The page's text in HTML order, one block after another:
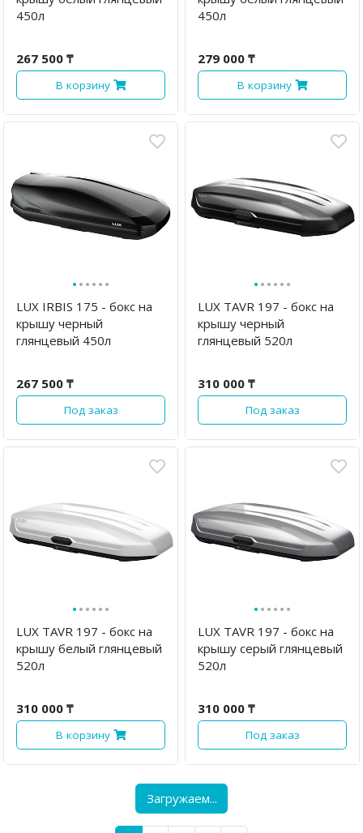
450л
267 500 ₸
В корзину
450л
279 000 ₸
В корзину
······
LUX IRBIS 175 - бокс на
крышу черный
глянцевый 450л
267 500 ₸
Под заказ
······
LUX TAVR 197 - бокс на
крышу черный
глянцевый 520л
310 000 ₸
Под заказ
······
LUX TAVR 197 - бокс на
крышу белый глянцевый
520л
310 000 ₸
В корзину
······
LUX TAVR 197 - бокс на
крышу серый глянцевый
520л
310 000 ₸
Под заказ